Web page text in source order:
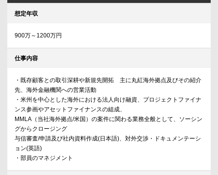
想定年収
900万～1200万円
仕事内容
・既存顧客との取引深耕や新規先開拓 主に丸紅海外拠点及びその紹介
先、海外金融機関への営業活動
・米州を中心とした海外における法人向け融資、プロジェクトファイナ
ンス参画やアセットファイナンスの組成、
MMLA（当社海外拠点/米国）の案件に関わる業務全般として、ソーシン
グからクロージング
与信審査/申請及び社内資料作成(日本語)、対外交渉・ドキュメンテーシ
ョン(英語)
・部員のマネジメント